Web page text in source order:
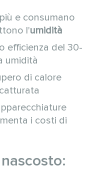
e consumano
l'umidità
efficienza del 30-
umidità
di calore
i costi di